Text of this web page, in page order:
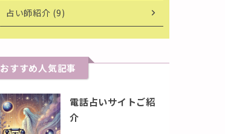
占い師紹介 (9)
おすすめ人気記事
電話占いサイトご紹
介